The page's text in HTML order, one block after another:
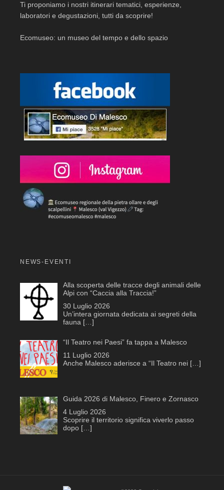
Ti proponiamo i nostri itinerari tematici, esperienze,
laboratori e degustazioni, tutti da scoprire!
Ecomuseo: un museo del tempo e dello spazio
NEWS-EVENTI
Alla scoperta delle tracce degli animali delle
Alpi con “Caccia alla Traccia!”
30 Luglio 2026
Un’intera giornata dedicata ai segreti della
fauna […]
“Il Teatro nei Paesi” fa tappa a Malesco
11 Luglio 2026
Anche Malesco aderisce a “Il Teatro nei […]
Guida 2026 di Malesco, Finero e Zornasco
4 Luglio 2026
Scoprire il territorio significa viverlo passo
dopo […]